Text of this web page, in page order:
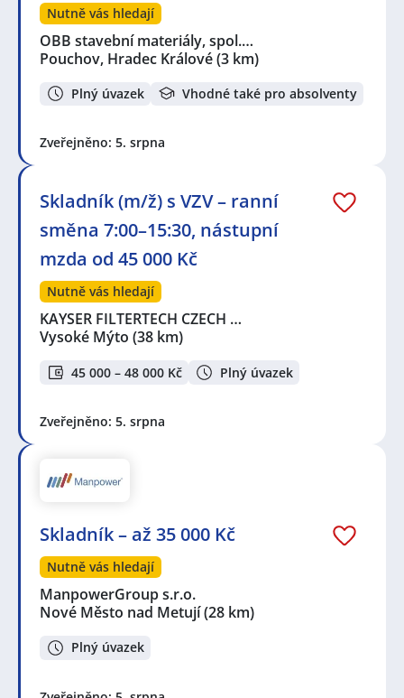
Nutně vás hledají
OBB stavební materiály, spol.…
Pouchov, Hradec Králové(3 km)
Plný úvazek Vhodné také pro absolventy
Zveřejněno: 5. srpna
Skladník (m/ž) s VZV – ranní
směna 7:00–15:30, nástupní
mzda od 45 000 Kč
Nutně vás hledají
KAYSER FILTERTECH CZECH …
Vysoké Mýto (38 km)
45 000 – 48 000 Kč Plný úvazek
Zveřejněno: 5. srpna
Skladník – až 35 000 Kč
Nutně vás hledají
ManpowerGroup s.r.o.
Nové Město nad Metují(28 km)
Plný úvazek